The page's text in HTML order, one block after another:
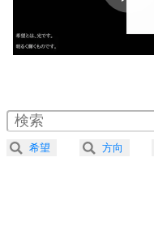
ストレ
人生
気楽に
4 器の大
プラス
2.0倍速 （158KB
2.5倍速 （127KB
3.0倍速 （106KB
希望 方向